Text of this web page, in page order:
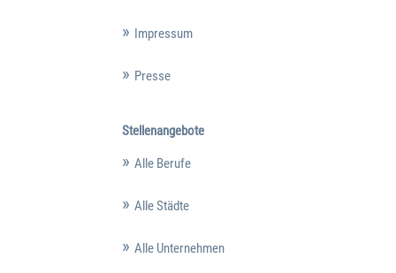
Impressum
Presse
Stellenangebote
Alle Berufe
Alle Städte
Alle Unternehmen